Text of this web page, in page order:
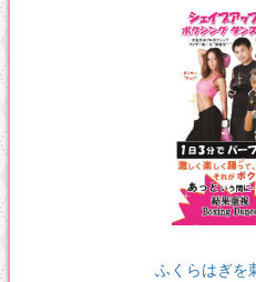
ふくらはぎを